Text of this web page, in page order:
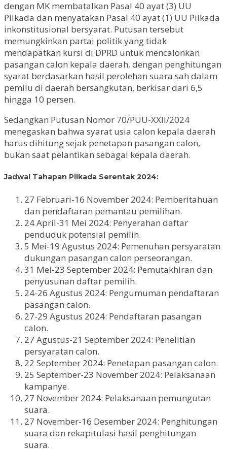
dengan MK membatalkan Pasal 40 ayat (3) UU
Pilkada dan menyatakan Pasal 40 ayat (1) UU Pilkada
inkonstitusional bersyarat. Putusan tersebut
memungkinkan partai politik yang tidak
mendapatkan kursi di DPRD untuk mencalonkan
pasangan calon kepala daerah, dengan penghitungan
syarat berdasarkan hasil perolehan suara sah dalam
pemilu di daerah bersangkutan, berkisar dari 6,5
hingga 10 persen.
Sedangkan Putusan Nomor 70/PUU-XXII/2024
menegaskan bahwa syarat usia calon kepala daerah
harus dihitung sejak penetapan pasangan calon,
bukan saat pelantikan sebagai kepala daerah.
Jadwal Tahapan Pilkada Serentak 2024:
27 Februari-16 November 2024: Pemberitahuan
dan pendaftaran pemantau pemilihan.
24 April-31 Mei 2024: Penyerahan daftar
penduduk potensial pemilih.
5 Mei-19 Agustus 2024: Pemenuhan persyaratan
dukungan pasangan calon perseorangan.
31 Mei-23 September 2024: Pemutakhiran dan
penyusunan daftar pemilih.
24-26 Agustus 2024: Pengumuman pendaftaran
pasangan calon.
27-29 Agustus 2024: Pendaftaran pasangan
calon.
27 Agustus-21 September 2024: Penelitian
persyaratan calon.
22 September 2024: Penetapan pasangan calon.
25 September-23 November 2024: Pelaksanaan
kampanye.
27 November 2024: Pelaksanaan pemungutan
suara.
27 November-16 Desember 2024: Penghitungan
suara dan rekapitulasi hasil penghitungan
suara.